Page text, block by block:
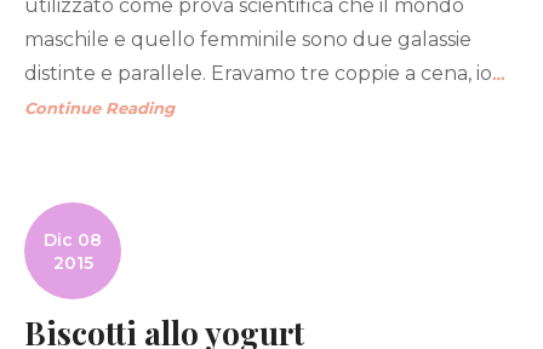
utilizzato come prova scientifica che il mondo
maschile e quello femminile sono due galassie
distinte e parallele. Eravamo tre coppie a cena, io…
Continue Reading
Dic 08
2015
Biscotti allo yogurt